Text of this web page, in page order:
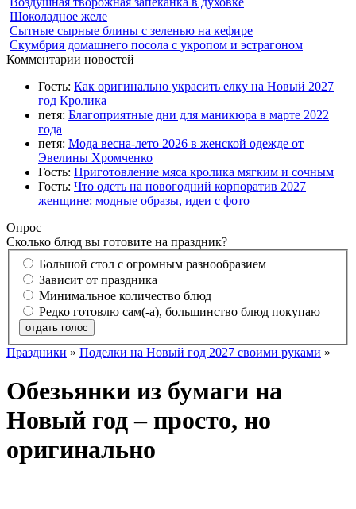
Шоколадное желе
Сытные сырные блины с зеленью на кефире
Скумбрия домашнего посола с укропом и эстрагоном
Комментарии новостей
Гость: Как оригинально украсить елку на Новый 2027
год Кролика
петя: Благоприятные дни для маникюра в марте 2022
года
петя: Мода весна-лето 2026 в женской одежде от
Эвелины Хромченко
Гость: Приготовление мяса кролика мягким и сочным
Гость: Что одеть на новогодний корпоратив 2027
женщине: модные образы, идеи с фото
Опрос
Сколько блюд вы готовите на праздник?
Большой стол с огромным разнообразием
Зависит от праздника
Минимальное количество блюд
Редко готовлю сам(-а), большинство блюд покупаю
отдать голос
Праздники » Поделки на Новый год 2027 своими руками »
Обезьянки из бумаги на
Новый год – просто, но
оригинально